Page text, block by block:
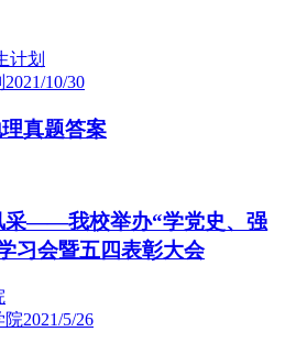
2021/10/30
真题答案
采——我校举办“学党史、强
习会暨五四表彰大会
院2021/5/26